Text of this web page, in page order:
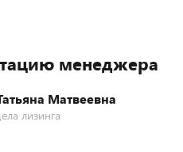
менеджера
Матвеевна
лизинга